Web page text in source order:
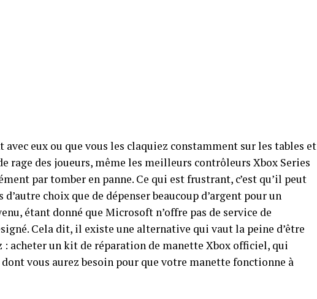
avec eux ou que vous les claquiez constamment sur les tables et
rage des joueurs, même les meilleurs contrôleurs Xbox Series
par tomber en panne. Ce qui est frustrant, c’est qu’il peut
d’autre choix que de dépenser beaucoup d’argent pour un
étant donné que Microsoft n’offre pas de service de
Cela dit, il existe une alternative qui vaut la peine d’être
: acheter un kit de réparation de manette Xbox officiel, qui
vous aurez besoin pour que votre manette fonctionne à